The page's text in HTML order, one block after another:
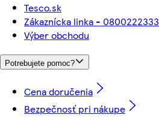
Tesco.sk
Zákaznícka linka - 0800222333
Výber obchodu
Potrebujete pomoc?
Cena doručenia
Bezpečnosť pri nákupe